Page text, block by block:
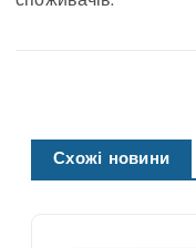
Схожі новини